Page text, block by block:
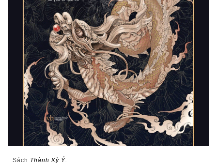
Sách Thành Kỳ Ý.